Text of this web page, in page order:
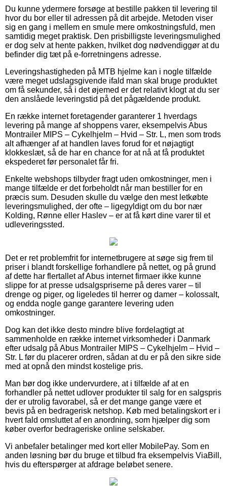
Du kunne ydermere forsøge at bestille pakken til levering til
hvor du bor eller til adressen på dit arbejde. Metoden viser
sig en gang i mellem en smule mere omkostningsfuld, men
samtidig meget praktisk. Den prisbilligste leveringsmulighed
er dog selv at hente pakken, hvilket dog nødvendiggør at du
befinder dig tæt på e-forretningens adresse.
Leveringshastigheden på MTB hjelme kan i nogle tilfælde
være meget udslagsgivende ifald man skal bruge produktet
om få sekunder, så i det øjemed er det relativt klogt at du ser
den anslåede leveringstid på det pågældende produkt.
En række internet foretagender garanterer 1 hverdags
levering på mange af shoppens varer, eksempelvis Abus
Montrailer MIPS – Cykelhjelm – Hvid – Str. L, men som trods
alt afhænger af at handlen laves forud for et nøjagtigt
klokkeslæt, så de har en chance for at nå at få produktet
ekspederet før personalet får fri.
Enkelte webshops tilbyder fragt uden omkostninger, men i
mange tilfælde er det forbeholdt når man bestiller for en
præcis sum. Desuden skulle du vælge den mest letkøbte
leveringsmulighed, der ofte – ligegyldigt om du bor nær
Kolding, Rønne eller Haslev – er at få kørt dine varer til et
udleveringssted.
Det er ret problemfrit for internetbrugere at søge sig frem til
priser i blandt forskellige forhandlere på nettet, og på grund
af dette har flertallet af Abus internet firmaer ikke kunne
slippe for at presse udsalgspriserne på deres varer – til
drenge og piger, og ligeledes til herrer og damer – kolossalt,
og endda nogle gange garantere levering uden
omkostninger.
Dog kan det ikke desto mindre blive fordelagtigt at
sammenholde en række internet virksomheder i Danmark
efter udsalg på Abus Montrailer MIPS – Cykelhjelm – Hvid –
Str. L før du placerer ordren, sådan at du er på den sikre side
med at opnå den mindst kostelige pris.
Man bør dog ikke undervurdere, at i tilfælde af at en
forhandler på nettet udlover produkter til salg for en salgspris
der er utrolig favorabel, så er det mange gange være et
bevis på en bedragerisk netshop. Køb med betalingskort er i
hvert fald omsluttet af en anordning, som hjælper dig som
køber overfor bedrageriske online selskaber.
Vi anbefaler betalinger med kort eller MobilePay. Som en
anden løsning bør du bruge et tilbud fra eksempelvis ViaBill,
hvis du efterspørger at afdrage beløbet senere.